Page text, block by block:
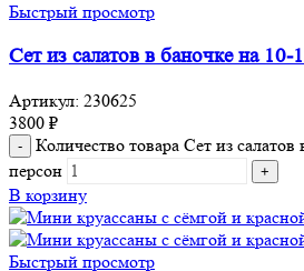
Быстрый просмотр
Сет из салатов в баночке на 10-
Артикул: 230625
3800 ₽
Количество товара Сет из
персон
В корзину
Быстрый просмотр